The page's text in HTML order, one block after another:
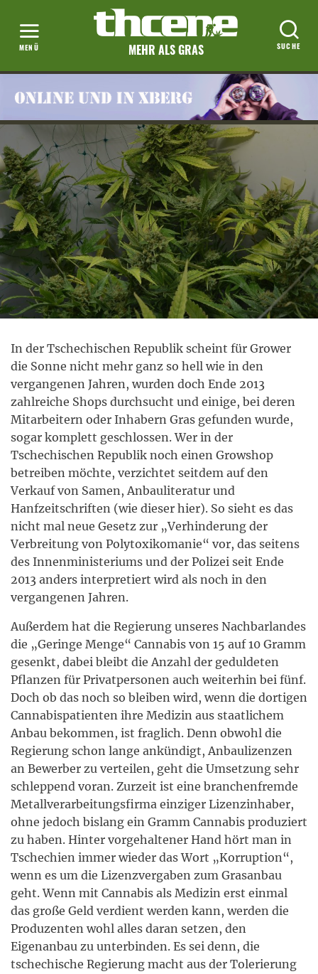
MEHR ALS GRAS
In der Tschechischen Republik scheint für Grower
die Sonne nicht mehr ganz so hell wie in den
vergangenen Jahren, wurden doch Ende 2013
zahlreiche Shops durchsucht und einige, bei deren
Mitarbeitern oder Inhabern Gras gefunden wurde,
sogar komplett geschlossen. Wer in der
Tschechischen Republik noch einen Growshop
betreiben möchte, verzichtet seitdem auf den
Verkauf von Samen, Anbauliteratur und
Hanfzeitschriften (wie dieser hier). So sieht es das
nicht mal neue Gesetz zur „Verhinderung der
Verbreitung von Polytoxikomanie“ vor, das seitens
des Innenministeriums und der Polizei seit Ende
2013 anders interpretiert wird als noch in den
vergangenen Jahren.
Außerdem hat die Regierung unseres Nachbarlandes
die „Geringe Menge“ Cannabis von 15 auf 10 Gramm
gesenkt, dabei bleibt die Anzahl der geduldeten
Pflanzen für Privatpersonen auch weiterhin bei fünf.
Doch ob das noch so bleiben wird, wenn die dortigen
Cannabispatienten ihre Medizin aus staatlichem
Anbau bekommen, ist fraglich. Denn obwohl die
Regierung schon lange ankündigt, Anbaulizenzen
an Bewerber zu verteilen, geht die Umsetzung sehr
schleppend voran. Zurzeit ist eine branchenfremde
Metallverarbeitungsfirma einziger Lizenzinhaber,
ohne jedoch bislang ein Gramm Cannabis produziert
zu haben. Hinter vorgehaltener Hand hört man in
Tschechien immer wieder das Wort „Korruption“,
wenn es um die Lizenzvergaben zum Grasanbau
geht. Wenn mit Cannabis als Medizin erst einmal
das große Geld verdient werden kann, werden die
Produzenten wohl alles daran setzen, den
Eigenanbau zu unterbinden. Es sei denn, die
tschechische Regierung macht aus der Tolerierung